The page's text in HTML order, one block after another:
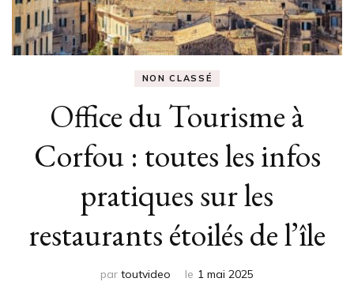
NON CLASSÉ
Office du Tourisme à
Corfou : toutes les infos
pratiques sur les
restaurants étoilés de l’île
par toutvideo le 1 mai 2025